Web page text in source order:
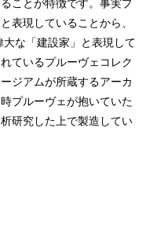
ことが特徴です。事実プ
表現していることから、
な「建設家」と表現して
ているプルーヴェコレク
ジアムが所蔵するアーカ
プルーヴェが抱いていた
研究した上で製造してい